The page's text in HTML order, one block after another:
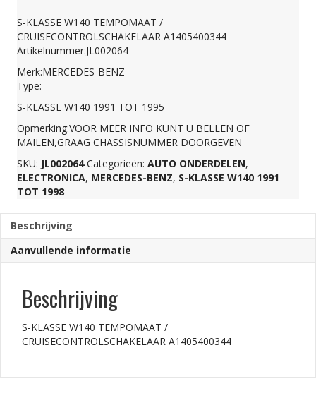
W140
TEMPOMAAT
/
A1405400344
aantal
S-KLASSE W140 TEMPOMAAT /
CRUISECONTROLSCHAKELAAR A1405400344
Artikelnummer:JL002064
Merk:MERCEDES-BENZ
Type:
S-KLASSE W140 1991 TOT 1995
Opmerking:VOOR MEER INFO KUNT U BELLEN OF
MAILEN,GRAAG CHASSISNUMMER DOORGEVEN
SKU: JL002064 Categorieën: AUTO ONDERDELEN,
ELECTRONICA, MERCEDES-BENZ, S-KLASSE W140 1991
TOT 1998
Beschrijving
Aanvullende informatie
Beschrijving
S-KLASSE W140 TEMPOMAAT /
CRUISECONTROLSCHAKELAAR A1405400344